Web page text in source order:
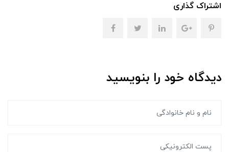
اشتراک گذاری
دیدگاه خود را بنویسید